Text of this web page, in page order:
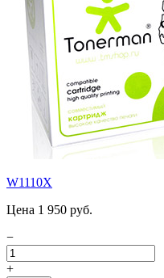
W1110X
Цена 1 950 руб.
−
+